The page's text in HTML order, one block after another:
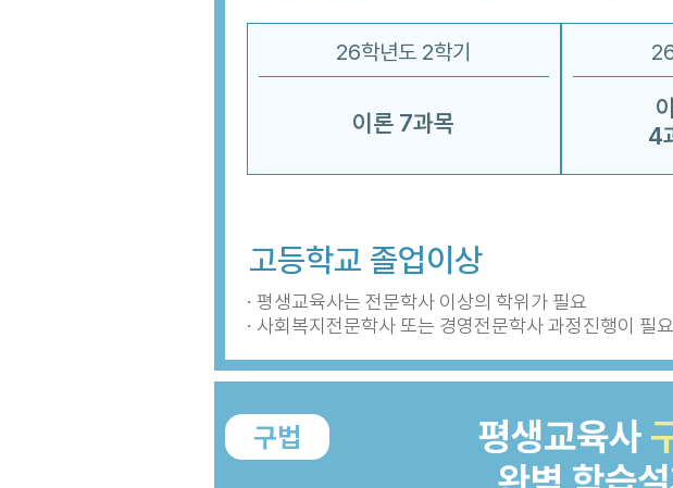
26학년도 2학기
이론 7과목
4
고등학교 졸업이상
∙ 평생교육사는 전문학사 이상의 학위가 필요
∙ 사회복지전문학사 또는 경영전문학사 과정진행이 필
구법 평생교육사